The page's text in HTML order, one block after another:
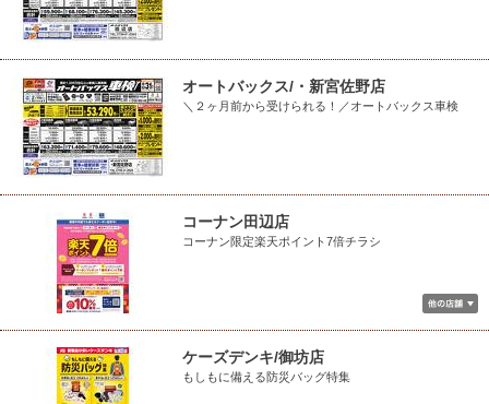
オートバックス/・新宮佐野店
＼２ヶ月前から受けられる！／オートバックス車検
コーナン田辺店
コーナン限定楽天ポイント7倍チラシ
ケーズデンキ/御坊店
もしもに備える防災バッグ特集